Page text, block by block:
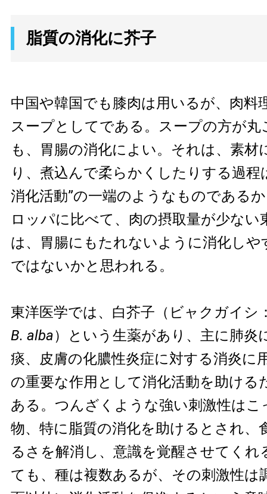
脂質の消化に芥子
中国や韓国でも膝肉は用いるが、肉料
スープとしてである。スープの方が丸
も、胃腸の消化によい。それは、素材
り、煮込んで柔らかくしたりする過程
消化活動”の一端のようなものである
ロッパに比べて、肉の摂取量が少ない
は、胃腸にもたれないように消化し
ではないかと思われる。
東洋医学では、白芥子（ビャクガイ
B. alba）という生薬があり、主に肺炎
痰、皮膚の化膿性炎症に対する消炎に
の重要な作用として消化活動を助ける
ある。つんざくような強い刺激性はこ
物、特に脂質の消化を助けるとされ、
るさを解消し、意識を覚醒させてくれ
ても、種は複数あるが、その刺激性は